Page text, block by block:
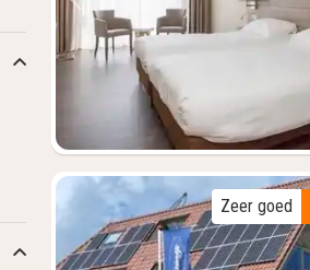
Vorige foto
Zeer goed